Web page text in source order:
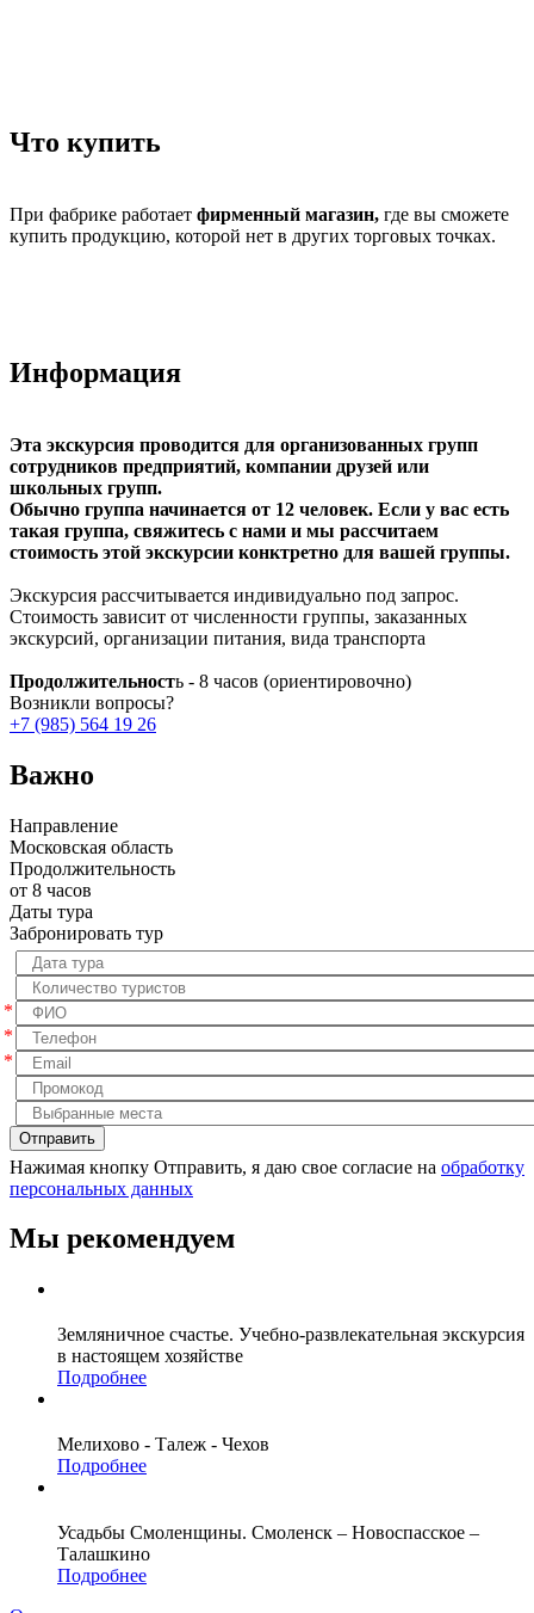
Что купить
При фабрике работает фирменный магазин, где вы сможете
купить продукцию, которой нет в других торговых точках.
Информация
Эта экскурсия проводится для организованных групп
сотрудников предприятий, компании друзей или
школьных групп.
Обычно группа начинается от 12 человек. Если у вас есть
такая группа, свяжитесь с нами и мы рассчитаем
стоимость этой экскурсии конктретно для вашей группы.
Экскурсия рассчитывается индивидуально под запрос.
Стоимость зависит от численности группы, заказанных
экскурсий, организации питания, вида транспорта
Продолжительность - 8 часов (ориентировочно)
Возникли вопросы?
+7 (985) 564 19 26
Важно
Направление
Московская область
Продолжительность
от 8 часов
Даты тура
Забронировать тур
*
*
*
Отправить
Нажимая кнопку Отправить, я даю свое согласие на обработку
персональных данных
Мы рекомендуем
Земляничное счастье. Учебно-развлекательная экскурсия
в настоящем хозяйстве
Подробнее
Мелихово - Талеж - Чехов
Подробнее
Усадьбы Смоленщины. Смоленск – Новоспасское –
Талашкино
Подробнее